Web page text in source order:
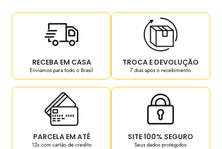
RECEBA EM CASA
Enviamos para todo o Brasil
TROCA E DEVOLUÇÃO
7 dias após o recebimento
PARCELA EM ATÉ
12x com cartão de credito
SITE 100% SEGURO
Seus dados protegidos